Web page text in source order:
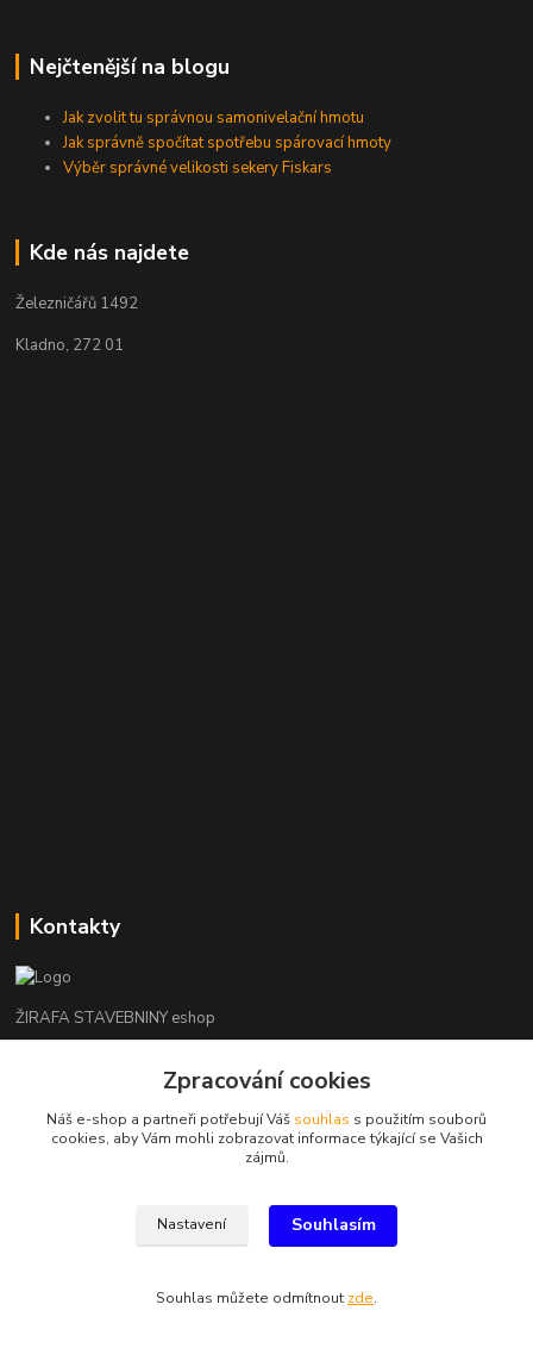
Nejčtenější na blogu
Jak zvolit tu správnou samonivelační hmotu
Jak správně spočítat spotřebu spárovací hmoty
Výběr správné velikosti sekery Fiskars
Kde nás najdete
Železničářů 1492
Kladno, 272 01
Kontakty
ŽIRAFA STAVEBNINY eshop
+420 312 685 342
kladno@zirafa-stavebniny.cz
Zpracování cookies
Náš e-shop a partneři potřebují Váš souhlas s použitím souborů
cookies, aby Vám mohli zobrazovat informace týkající se Vašich
zájmů.
Nastavení Souhlasím
Souhlas můžete odmítnout zde.